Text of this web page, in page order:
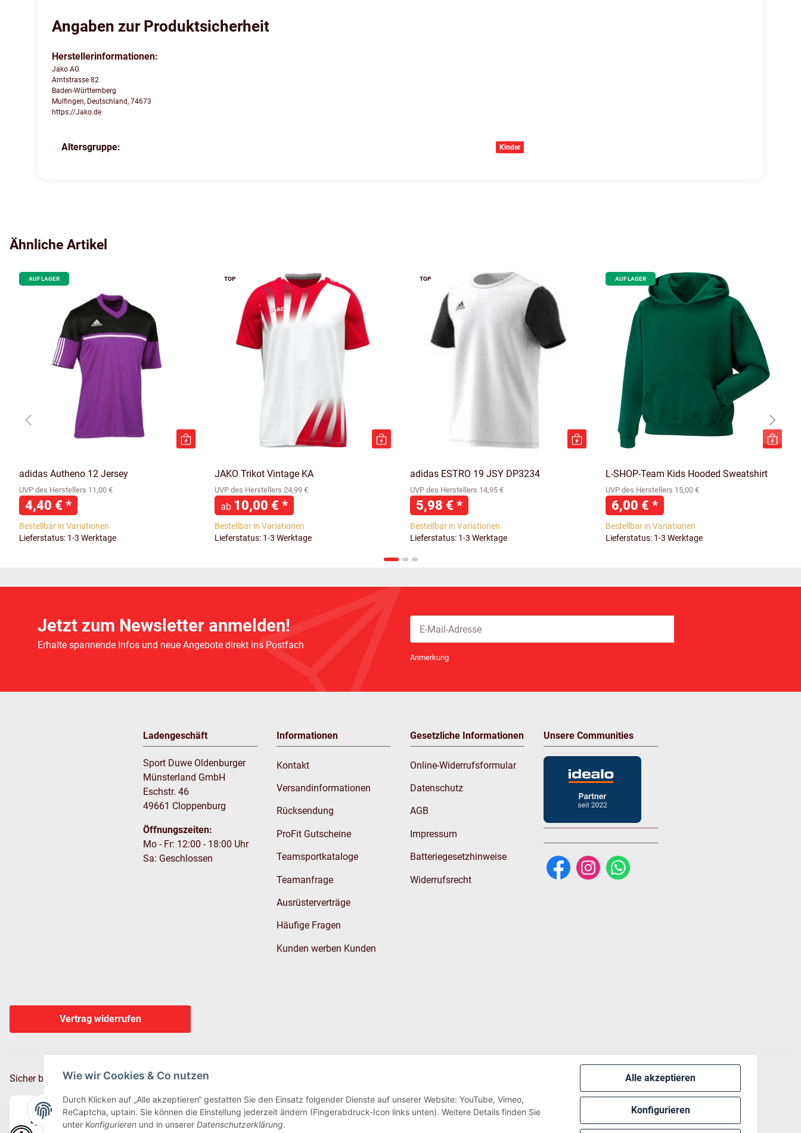
Alle akzeptieren
Konfigurieren
Wie wir Cookies & Co nutzen
Durch Klicken auf „Alle akzeptieren“ gestatten Sie den Einsatz folgender Dienste auf unserer Website: YouTube, Vimeo,
ReCaptcha, uptain. Sie können die Einstellung jederzeit ändern (Fingerabdruck-Icon links unten). Weitere Details finden Sie
unter Konfigurieren und in unserer Datenschutzerklärung.
Angaben zur Produktsicherheit
Herstellerinformationen:
Jako AG
Amtstrasse 82
Baden-Württemberg
Mulfingen, Deutschland, 74673
https://Jako.de
Produkteigenschaft
Wert
Altersgruppe: Kinder
Ähnliche Artikel
AUF LAGER
adidas Autheno 12 Jersey
UVP des Herstellers 11,00 €
4,40 € *
Bestellbar in Variationen
Lieferstatus: 1-3 Werktage
TOP
JAKO Trikot Vintage KA
UVP des Herstellers 24,99 €
ab 10,00 € *
Bestellbar in Variationen
Lieferstatus: 1-3 Werktage
TOP
adidas ESTRO 19 JSY DP3234
UVP des Herstellers 14,95 €
5,98 € *
Bestellbar in Variationen
Lieferstatus: 1-3 Werktage
AUF LAGER
L-SHOP-Team Kids Hooded Sweatshirt
UVP des Herstellers 15,00 €
6,00 € *
Bestellbar in Variationen
Lieferstatus: 1-3 Werktage
Jetzt zum Newsletter anmelden!
Erhalte spannende Infos und neue Angebote direkt ins Postfach
Anmerkung
Ladengeschäft
Sport Duwe Oldenburger
Münsterland GmbH
Eschstr. 46
49661 Cloppenburg
Öffnungszeiten:
Mo - Fr: 12:00 - 18:00 Uhr
Sa: Geschlossen
Informationen
Kontakt
Versandinformationen
Rücksendung
ProFit Gutscheine
Teamsportkataloge
Teamanfrage
Ausrüsterverträge
Häufige Fragen
Kunden werben Kunden
Gesetzliche Informationen
Online-Widerrufsformular
Datenschutz
AGB
Impressum
Batteriegesetzhinweise
Widerrufsrecht
Unsere Communities
Vertrag widerrufen
Sicher bezahlen via: